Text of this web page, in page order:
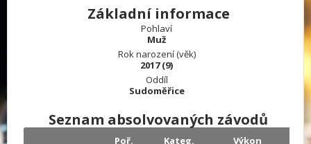
Základní informace
Pohlaví
Muž
Rok narození (věk)
2017 (9)
Oddíl
Sudoměřice
Seznam absolvovaných závodů
Poř. Kateg.
Výkon